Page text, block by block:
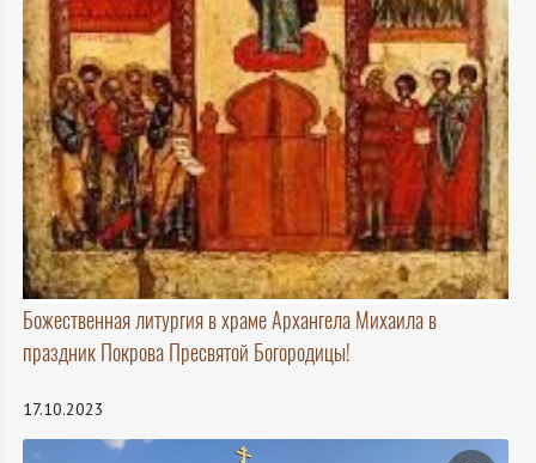
Божественная литургия в храме Архангела Михаила в
праздник Покрова Пресвятой Богородицы!
17.10.2023